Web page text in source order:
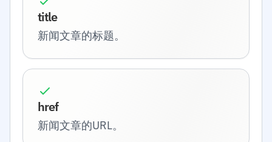
title
新闻文章的标题。
href
新闻文章的URL。